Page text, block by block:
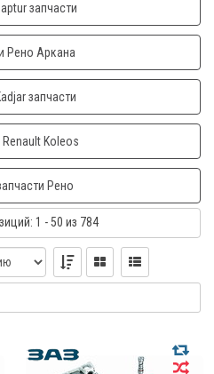
запчасти
Рено Аркана
запчасти
Renault Koleos
Рено
: 1 - 50 из 784